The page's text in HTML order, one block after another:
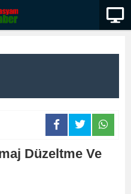
Düzeltme Ve